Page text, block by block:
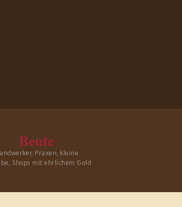
Beute
Praxen, kleine
Shops mit ehrlichem Gold